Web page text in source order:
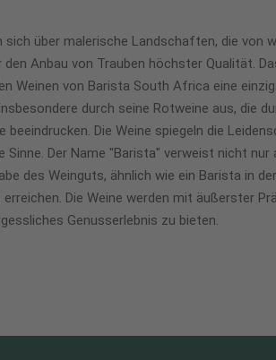
über malerische Landschaften, die von
Anbau von Trauben höchster Qualität.
Weinen von Barista South Africa eine
durch seine Rotweine aus, die
Die Weine spiegeln die
Sinne. Der Name "Barista" verweist nicht
des Weinguts, ähnlich wie ein Barista in
Die Weine werden mit äußerster
Genusserlebnis zu bieten.